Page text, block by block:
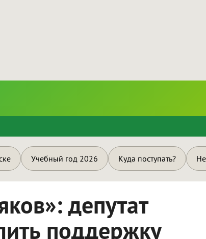
Учебный год 2026 Куда поступать?
депутат
поддержку